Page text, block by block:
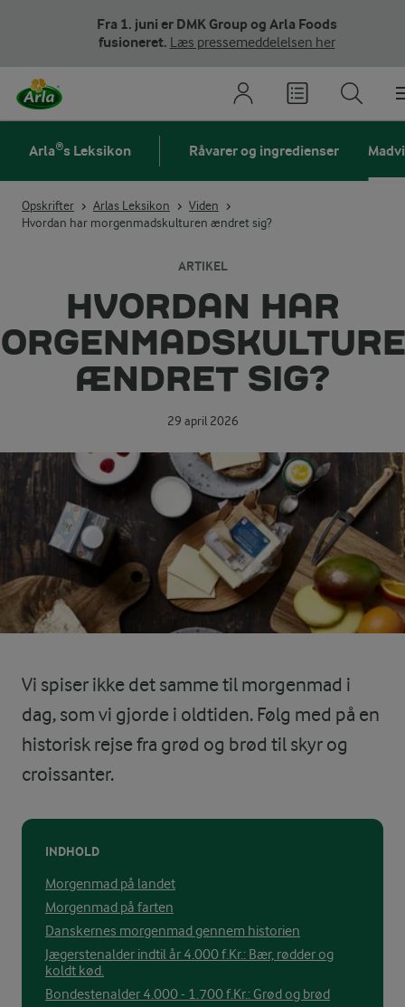
Fra 1. juni er DMK Group og Arla Foods
fusioneret. Læs pressemeddelelsen her
Arla®s Leksikon Råvarer og ingredienser
Opskrifter Arlas Leksikon
Viden
Hvordan har morgenmadskulturen ændret sig?
ARTIKEL
HVORDAN HAR
ÆNDRET SIG?
29 april 2026
Vi spiser ikke det samme til morgenmad i
dag, som vi gjorde i oldtiden. Følg med på en
historisk rejse fra grød og brød til skyr og
croissanter.
INDHOLD
Morgenmad på landet
Morgenmad på farten
Danskernes morgenmad gennem historien
Jægerstenalder indtil år 4.000 f.Kr.: Bær, rødder og
koldt kød.
Bondestenalder 4.000 - 1.700 f.Kr.: Grød og brød